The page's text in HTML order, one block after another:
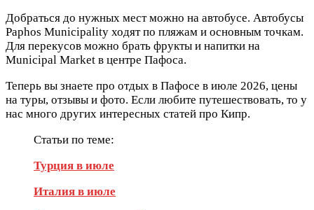
Добраться до нужных мест можно на автобусе. Автобусы
Paphos Municipality ходят по пляжам и основным точкам.
Для перекусов можно брать фрукты и напитки на
Municipal Market в центре Пафоса.
Теперь вы знаете про отдых в Пафосе в июле 2026, цены
на туры, отзывы и фото. Если любите путешествовать, то у
нас много других интересных статей про Кипр.
Статьи по теме:
Турция в июле
Италия в июле